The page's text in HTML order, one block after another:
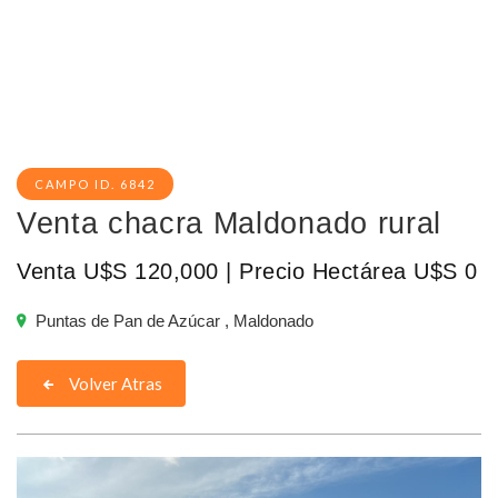
CAMPO ID. 6842
Venta chacra Maldonado rural
Venta U$S 120,000 | Precio Hectárea U$S 0
Puntas de Pan de Azúcar , Maldonado
Volver Atras